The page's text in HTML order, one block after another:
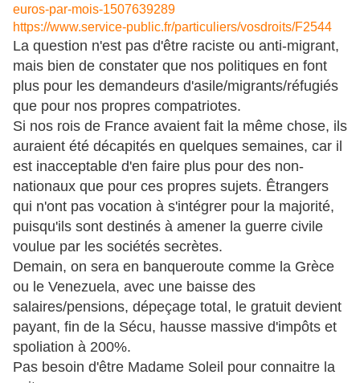
euros-par-mois-1507639289
https://www.service-public.fr/particuliers/vosdroits/F2544
La question n'est pas d'être raciste ou anti-migrant,
mais bien de constater que nos politiques en font
plus pour les demandeurs d'asile/migrants/réfugiés
que pour nos propres compatriotes.
Si nos rois de France avaient fait la même chose, ils
auraient été décapités en quelques semaines, car il
est inacceptable d'en faire plus pour des non-
nationaux que pour ces propres sujets. Êtrangers
qui n'ont pas vocation à s'intégrer pour la majorité,
puisqu'ils sont destinés à amener la guerre civile
voulue par les sociétés secrètes.
Demain, on sera en banqueroute comme la Grèce
ou le Venezuela, avec une baisse des
salaires/pensions, dépeçage total, le gratuit devient
payant, fin de la Sécu, hausse massive d'impôts et
spoliation à 200%.
Pas besoin d'être Madame Soleil pour connaitre la